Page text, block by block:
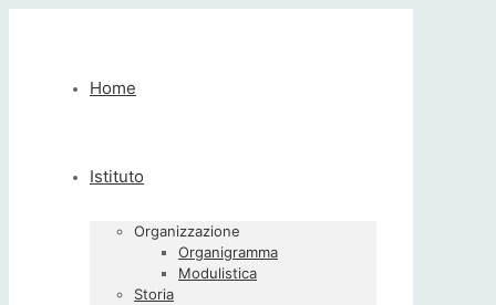
Home
Istituto
Organizzazione
Organigramma
Modulistica
Storia